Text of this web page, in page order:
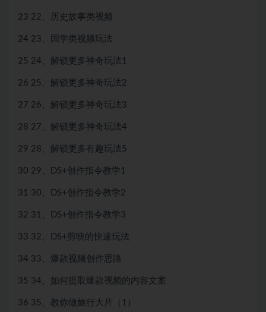
23 22、历史故事类视频
24 23、国学类视频玩法
25 24、解锁更多神奇玩法1
26 25、解锁更多神奇玩法2
27 26、解锁更多神奇玩法3
28 27、解锁更多神奇玩法4
29 28、解锁更多有趣玩法5
30 29、DS+创作指令教学1
31 30、DS+创作指令教学2
32 31、DS+创作指令教学3
33 32、DS+剪映的快速玩法
34 33、爆款视频创作思路
35 34、如何提取爆款视频的内容文案
36 35、教你做旅行大片（1）